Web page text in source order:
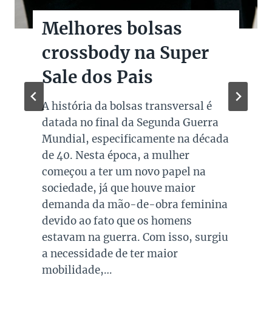
Melhores bolsas
crossbody na Super
Sale dos Pais
A história da bolsas transversal é
datada no final da Segunda Guerra
Mundial, especificamente na década
de 40. Nesta época, a mulher
começou a ter um novo papel na
sociedade, já que houve maior
demanda da mão-de-obra feminina
devido ao fato que os homens
estavam na guerra. Com isso, surgiu
a necessidade de ter maior
mobilidade,…